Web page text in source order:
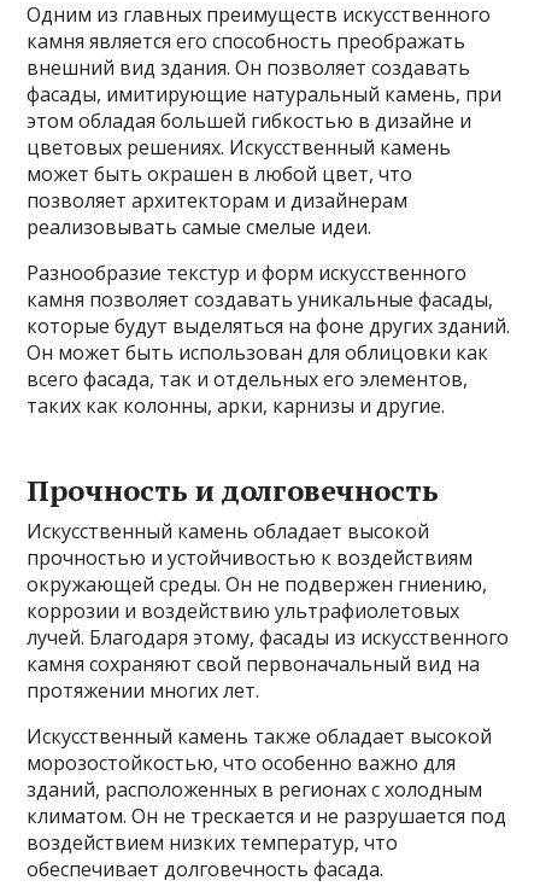
Одним из главных преимуществ искусственного
камня является его способность преображать
внешний вид здания. Он позволяет создавать
фасады, имитирующие натуральный камень, при
этом обладая большей гибкостью в дизайне и
цветовых решениях. Искусственный камень
может быть окрашен в любой цвет, что
позволяет архитекторам и дизайнерам
реализовывать самые смелые идеи.
Разнообразие текстур и форм искусственного
камня позволяет создавать уникальные фасады,
которые будут выделяться на фоне других зданий.
Он может быть использован для облицовки как
всего фасада, так и отдельных его элементов,
таких как колонны, арки, карнизы и другие.
Прочность и долговечность
Искусственный камень обладает высокой
прочностью и устойчивостью к воздействиям
окружающей среды. Он не подвержен гниению,
коррозии и воздействию ультрафиолетовых
лучей. Благодаря этому, фасады из искусственного
камня сохраняют свой первоначальный вид на
протяжении многих лет.
Искусственный камень также обладает высокой
морозостойкостью, что особенно важно для
зданий, расположенных в регионах с холодным
климатом. Он не трескается и не разрушается под
воздействием низких температур, что
обеспечивает долговечность фасада.